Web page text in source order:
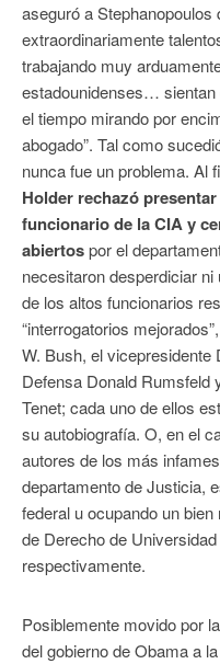
aseguró a Stephanopoulos
extraordinariamente
trabajando muy
estadounidenses… sientan
el tiempo mirando por
abogado”. Tal como
nunca fue un problema. Al
Holder rechazó
funcionario de la CIA y
abiertospor el
necesitaron desperdiciar
de los altos funcionarios
“interrogatorios
W. Bush, el
Defensa Donald Rumsfeld
Tenet; cada uno de ellos
su autobiografía. O, en el
autores de los más
departamento de Justicia,
federal u ocupando un
de Derecho de
respectivamente.
Posiblemente movido por
del gobierno de Obama a